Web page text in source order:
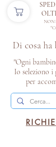
Di cosa
NON
"Ogni
Io seleziono
per